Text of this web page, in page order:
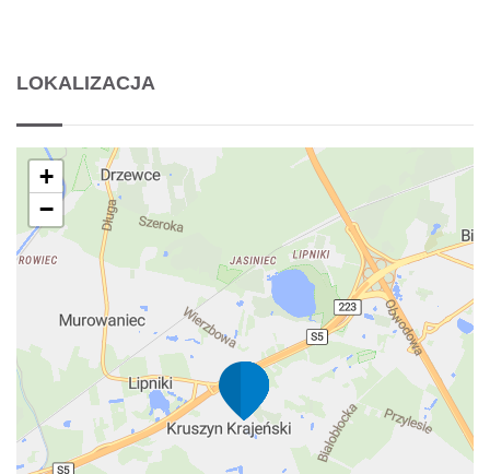
LOKALIZACJA
+
−